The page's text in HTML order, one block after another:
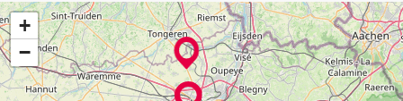
+
−